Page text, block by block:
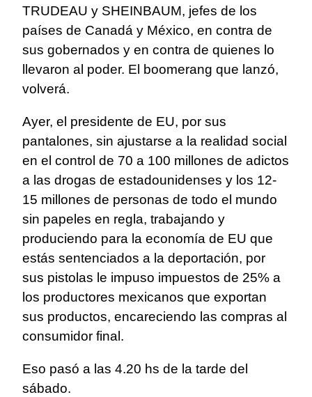
TRUDEAU y SHEINBAUM, jefes de los
países de Canadá y México, en contra de
sus gobernados y en contra de quienes lo
llevaron al poder. El boomerang que lanzó,
volverá.
Ayer, el presidente de EU, por sus
pantalones, sin ajustarse a la realidad social
en el control de 70 a 100 millones de adictos
a las drogas de estadounidenses y los 12-
15 millones de personas de todo el mundo
sin papeles en regla, trabajando y
produciendo para la economía de EU que
estás sentenciados a la deportación, por
sus pistolas le impuso impuestos de 25% a
los productores mexicanos que exportan
sus productos, encareciendo las compras al
consumidor final.
Eso pasó a las 4.20 hs de la tarde del
sábado.